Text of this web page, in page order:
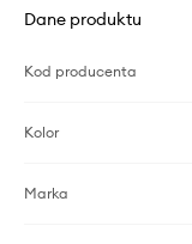
Dane produktu
Kod producenta
Kolor
Marka